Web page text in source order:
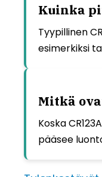
Kuinka
Tyypillinen
esimerkiksi
Mitkä
Koska
pääsee